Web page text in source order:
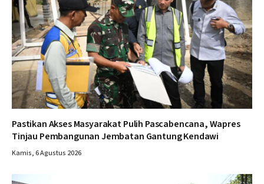
Pastikan Akses Masyarakat Pulih Pascabencana, Wapres
Tinjau Pembangunan Jembatan Gantung Kendawi
Kamis, 6 Agustus 2026